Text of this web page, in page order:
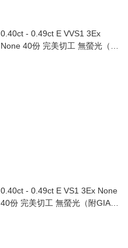
0.40ct - 0.49ct E VVS1 3Ex
None 40份 完美切工 無螢光（附
0.40ct - 0.49ct E VS1 3Ex None
40份 完美切工 無螢光（附GIA證